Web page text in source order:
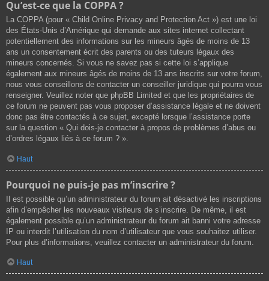
Qu’est-ce que la COPPA ?
La COPPA (pour « Child Online Privacy and Protection Act ») est une loi
des États-Unis d’Amérique qui demande aux sites internet collectant
potentiellement des informations sur les mineurs âgés de moins de 13
ans un consentement écrit des parents ou des tuteurs légaux des
mineurs concernés. Si vous ne savez pas si cette loi s’applique
également aux mineurs âgés de moins de 13 ans inscrits sur votre forum,
nous vous conseillons de contacter un conseiller juridique qui pourra vous
renseigner. Veuillez noter que phpBB Limited et que les propriétaires de
ce forum ne peuvent pas vous proposer d’assistance légale et ne doivent
donc pas être contactés à ce sujet, excepté lorsque l’assistance porte
sur la question « Qui dois-je contacter à propos de problèmes d’abus ou
d’ordres légaux liés à ce forum ? ».
Haut
Pourquoi ne puis-je pas m’inscrire ?
Il est possible qu’un administrateur du forum ait désactivé les inscriptions
afin d’empêcher les nouveaux visiteurs de s’inscrire. De même, il est
également possible qu’un administrateur du forum ait banni votre adresse
IP ou interdit l’utilisation du nom d’utilisateur que vous souhaitez utiliser.
Pour plus d’informations, veuillez contacter un administrateur du forum.
Haut